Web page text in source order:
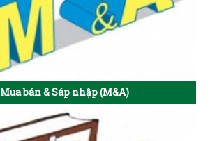
Mua bán & Sáp nhập (M&A)